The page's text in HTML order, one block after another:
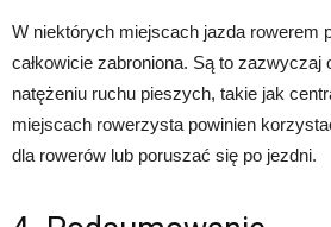
W niektórych miejscach jazda rowerem
całkowicie zabroniona. Są to zazwyczaj
natężeniu ruchu pieszych, takie jak
miejscach rowerzysta powinien
dla rowerów lub poruszać się po jezdni.